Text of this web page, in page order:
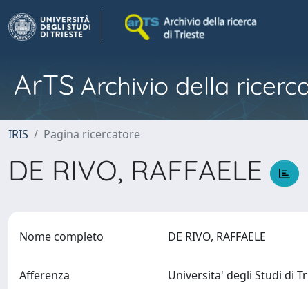
ArTS Archivio della
IRIS Pagina ricercatore
DE RIVO, RAFFAELE
Nome completo DE RIVO, RAFFAELE
Afferenza Universita' degli Studi di